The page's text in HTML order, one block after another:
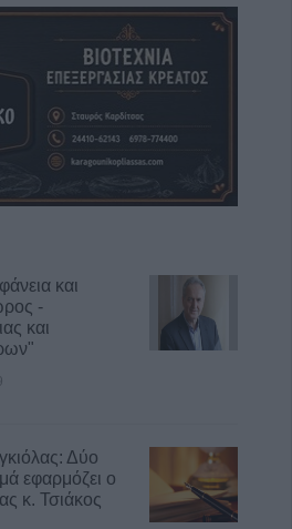
και
-
και
Δύο
εφαρμόζει ο
κ. Τσιάκος